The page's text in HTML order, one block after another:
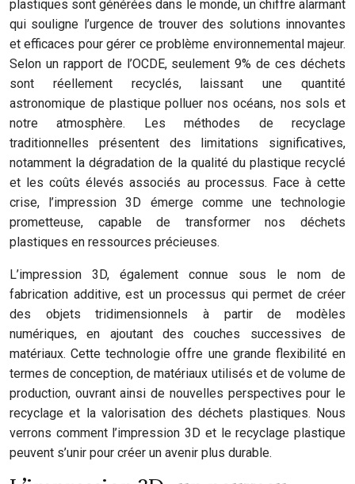
plastiques sont générées dans le monde, un chiffre alarmant
qui souligne l’urgence de trouver des solutions innovantes
et efficaces pour gérer ce problème environnemental majeur.
Selon un rapport de l’OCDE, seulement 9% de ces déchets
sont réellement recyclés, laissant une quantité
astronomique de plastique polluer nos océans, nos sols et
notre atmosphère. Les méthodes de recyclage
traditionnelles présentent des limitations significatives,
notamment la dégradation de la qualité du plastique recyclé
et les coûts élevés associés au processus. Face à cette
crise, l’impression 3D émerge comme une technologie
prometteuse, capable de transformer nos déchets
plastiques en ressources précieuses.
L’impression 3D, également connue sous le nom de
fabrication additive, est un processus qui permet de créer
des objets tridimensionnels à partir de modèles
numériques, en ajoutant des couches successives de
matériaux. Cette technologie offre une grande flexibilité en
termes de conception, de matériaux utilisés et de volume de
production, ouvrant ainsi de nouvelles perspectives pour le
recyclage et la valorisation des déchets plastiques. Nous
verrons comment l’impression 3D et le recyclage plastique
peuvent s’unir pour créer un avenir plus durable.